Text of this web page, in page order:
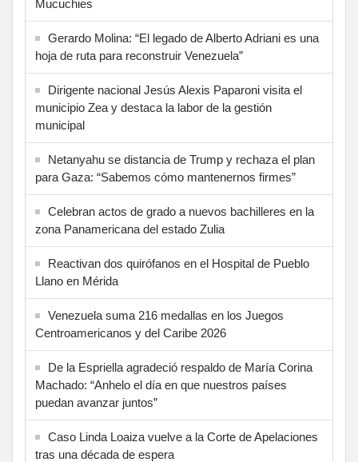
Mucuchies
Gerardo Molina: “El legado de Alberto Adriani es una
hoja de ruta para reconstruir Venezuela”
Dirigente nacional Jesús Alexis Paparoni visita el
municipio Zea y destaca la labor de la gestión
municipal
Netanyahu se distancia de Trump y rechaza el plan
para Gaza: “Sabemos cómo mantenernos firmes”
Celebran actos de grado a nuevos bachilleres en la
zona Panamericana del estado Zulia
Reactivan dos quirófanos en el Hospital de Pueblo
Llano en Mérida
Venezuela suma 216 medallas en los Juegos
Centroamericanos y del Caribe 2026
De la Espriella agradeció respaldo de María Corina
Machado: “Anhelo el día en que nuestros países
puedan avanzar juntos”
Caso Linda Loaiza vuelve a la Corte de Apelaciones
tras una década de espera